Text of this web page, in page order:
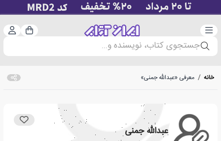
دسته‌بندی سبد
جستجوی کتاب، نویسنده و...
خانه / معرفی «عبدالله جمنی»
عبدالله جمنی